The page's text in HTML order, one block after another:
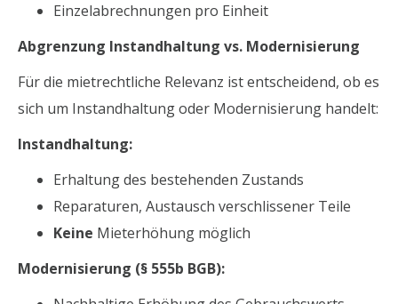
Einzelabrechnungen pro Einheit
Abgrenzung Instandhaltung vs. Modernisierung
Für die mietrechtliche Relevanz ist entscheidend, ob es
sich um Instandhaltung oder Modernisierung handelt:
Instandhaltung:
Erhaltung des bestehenden Zustands
Reparaturen, Austausch verschlissener Teile
Keine Mieterhöhung möglich
Modernisierung (§ 555b BGB):